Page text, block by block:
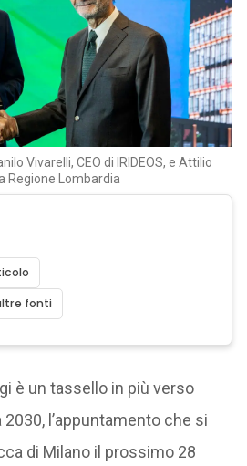
Vivarelli, CEO di IRIDEOS, e Attilio
Regione Lombardia
fonti
è un tassello in più verso
2030, l’appuntamento che si
di Milano il prossimo 28